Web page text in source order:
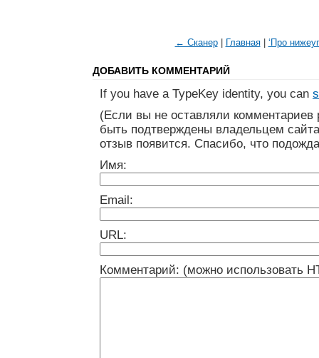
← Сканер| Главная| ‘Про
ДОБАВИТЬ КОММЕНТАРИЙ
If you have a TypeKey identity, you can
(Если вы не оставляли
быть подтверждены владельцем
отзыв появится. Спасибо, что
Имя:
Email:
URL:
Комментарий: (можно использовать